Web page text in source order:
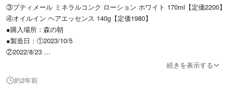
③プティメール ミネラルコンク ローション ホワイト 170ml【定価2200】
④オイルイン ヘアエッセンス 140g【定価1980】
●購入場所：森の朝
●製造日：①2023/10/5
②2022/8/23
何か気になること等あればコメントお願いいたします。
続きを表示する
約2年前